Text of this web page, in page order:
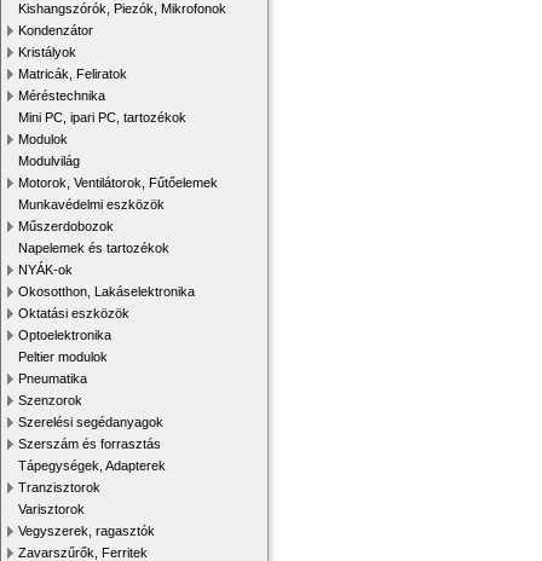
Kishangszórók, Piezók, Mikrofonok
Kondenzátor
Kristályok
Matricák, Feliratok
Méréstechnika
Mini PC, ipari PC, tartozékok
Modulok
Modulvilág
Motorok, Ventilátorok, Fűtőelemek
Munkavédelmi eszközök
Műszerdobozok
Napelemek és tartozékok
NYÁK-ok
Okosotthon, Lakáselektronika
Oktatási eszközök
Optoelektronika
Peltier modulok
Pneumatika
Szenzorok
Szerelési segédanyagok
Szerszám és forrasztás
Tápegységek, Adapterek
Tranzisztorok
Varisztorok
Vegyszerek, ragasztók
Zavarszűrők, Ferritek